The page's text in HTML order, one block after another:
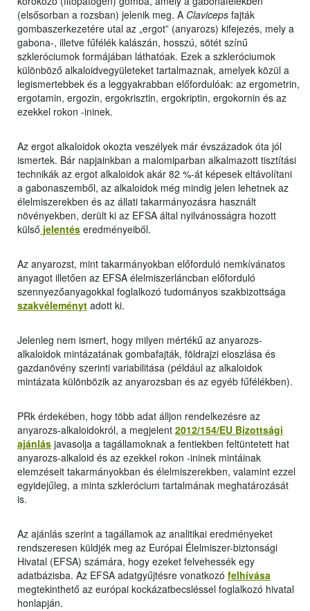
(elsősorban a rozsban) jelenik meg. A Claviceps fajták
gombaszerkezetére utal az „ergot” (anyarozs) kifejezés, mely a
gabona-, illetve fűfélék kalászán, hosszú, sötét színű
szkleróciumok formájában láthatóak. Ezek a szkleróciumok
különböző alkaloidvegyületeket tartalmaznak, amelyek közül a
legismertebbek és a leggyakrabban előfordulóak: az ergometrin,
ergotamin, ergozin, ergokrisztin, ergokriptin, ergokornin és az
ezekkel rokon -ininek.
Az ergot alkaloidok okozta veszélyek már évszázadok óta jól
ismertek. Bár napjainkban a malomiparban alkalmazott tisztítási
technikák az ergot alkaloidok akár 82 %-át képesek eltávolítani
a gabonaszemből, az alkaloidok még mindig jelen lehetnek az
élelmiszerekben és az állati takarmányozásra használt
növényekben, derült ki az EFSA által nyilvánosságra hozott
külső jelentés eredményeiből.
Az anyarozst, mint takarmányokban előforduló nemkívánatos
anyagot illetően az EFSA élelmiszerláncban előforduló
szennyezőanyagokkal foglalkozó tudományos szakbizottsága
szakvéleményt adott ki.
Jelenleg nem ismert, hogy milyen mértékű az anyarozs-
alkaloidok mintázatának gombafajták, földrajzi eloszlása és
gazdanövény szerinti variabilitása (például az alkaloidok
mintázata különbözik az anyarozsban és az egyéb fűfélékben).
PRk érdekében, hogy több adat álljon rendelkezésre az
anyarozs-alkaloidokról, a megjelent 2012/154/EU Bizottsági
ajánlás javasolja a tagállamoknak a fentiekben feltüntetett hat
anyarozs-alkaloid és az ezekkel rokon -ininek mintáinak
elemzéseit takarmányokban és élelmiszerekben, valamint ezzel
egyidejűleg, a minta szklerócium tartalmának meghatározását
is.
Az ajánlás szerint a tagállamok az analitikai eredményeket
rendszeresen küldjék meg az Európai Élelmiszer-biztonsági
Hivatal (EFSA) számára, hogy ezeket felvehessék egy
adatbázisba. Az EFSA adatgyűjtésre vonatkozó felhívása
megtekinthető az európai kockázatbecsléssel foglalkozó hivatal
honlapján.